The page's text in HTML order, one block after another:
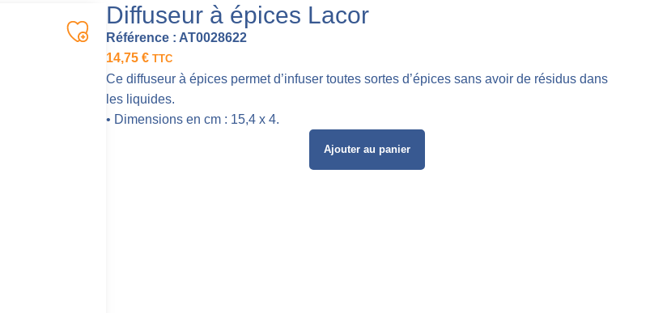
Diffuseur à épices Lacor
Référence : AT0028622
14,75 € TTC
Ce diffuseur à épices permet d’infuser toutes sortes d’épices sans avoir de résidus dans
les liquides.
• Dimensions en cm : 15,4 x 4.
Ajouter au panier